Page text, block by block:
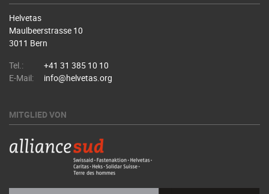
Helvetas
Maulbeerstrasse 10
3011 Bern
Tel.:
+41 31 385 10 10
E-Mail:
info@helvetas.org
MITGLIED VON